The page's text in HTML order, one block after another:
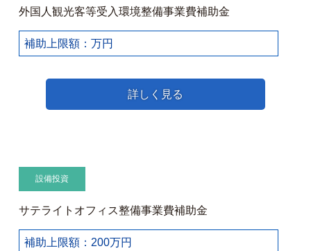
外国人観光客等受入環境整備事業費補助金
補助上限額：万円
詳しく見る
設備投資
サテライトオフィス整備事業費補助金
補助上限額：200万円